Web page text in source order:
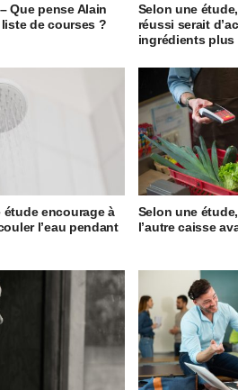
Que pense Alain
de courses ?
Selon une
réussi serait
ingrédients plus
étude encourage à
l’eau pendant
Selon une
l’autre caisse